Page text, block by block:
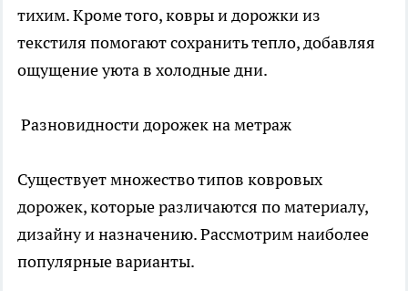
тихим. Кроме того, ковры и дорожки из
текстиля помогают сохранить тепло, добавляя
ощущение уюта в холодные дни.
Разновидности дорожек на метраж
Существует множество типов ковровых
дорожек, которые различаются по материалу,
дизайну и назначению. Рассмотрим наиболее
популярные варианты.